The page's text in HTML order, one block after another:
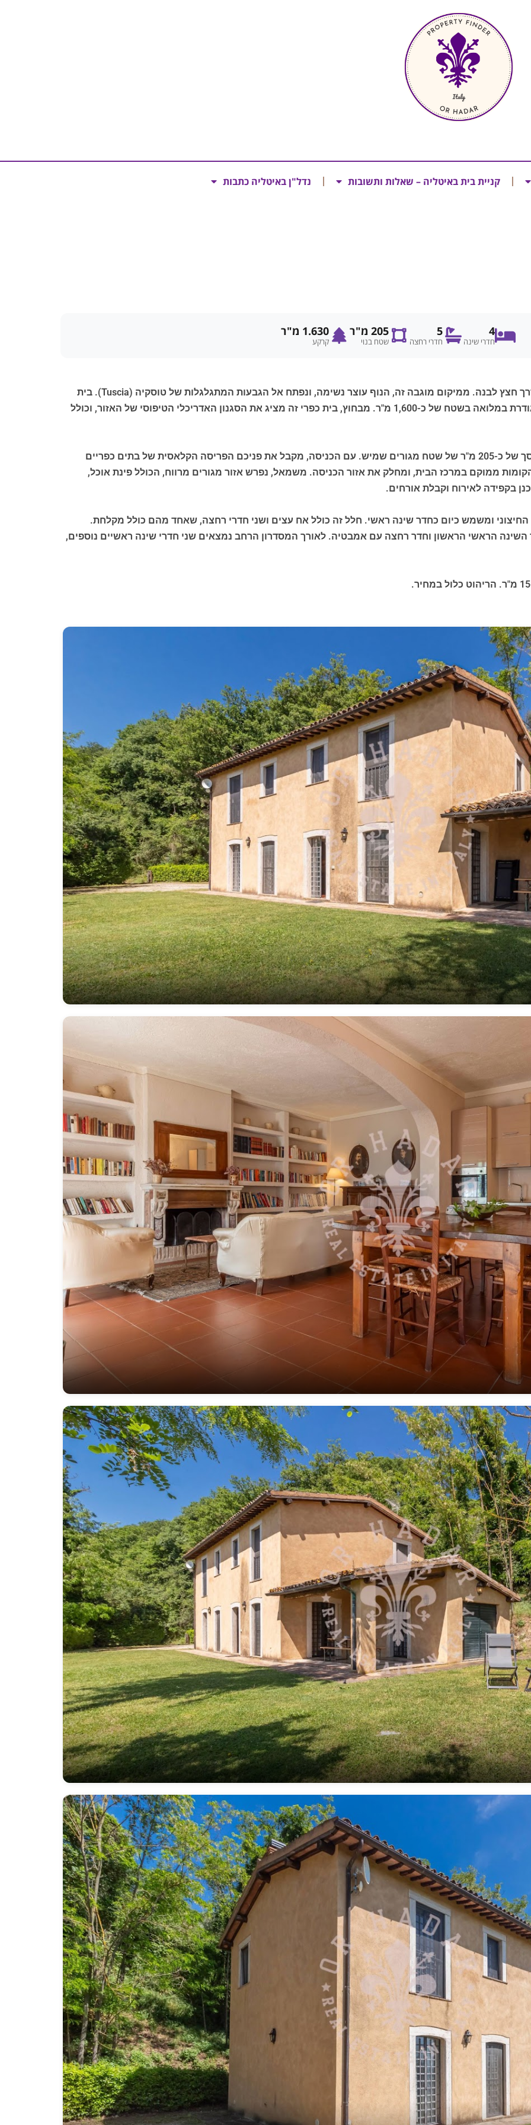
קניית בית באיטליה – שאלות ותשובות נדל"ן באיטליה כתבות
4
חדרי שינה
5
חדרי רחצה
205 מ"ר
שטח בנוי
1.630 מ"ר
קרקע
לה ג'ינסטרלה נגיש בנסיעה לאורך קטע קצר של דרך חצץ לבנה. ממיקום מוגבה זה, הנוף עוצר נשימה, ונפתח אל הגבעות המתגלגלות של טוסקיה (Tuscia). בית
החווה, עשיר בקסם עתיק, מוקף בגינה שופעת ומגודרת במלואה בשטח של כ-1,600 מ"ר. מבחוץ, בית כפרי זה מציג את הסגנון האדריכלי הטיפוסי של האזור, וכולל
לה ג'ינסטרלה מסודר על פני שני מפלסים, ומציע סך של כ-205 מ"ר של שטח מגורים שמיש. עם הכניסה, מקבל את פניכם הפריסה הקלאסית של בתים כפריים
ממוקם במרכז הבית, ומחלק את אזור הכניסה. משמאל, נפרש אזור מגורים מרווח, הכולל פינת אוכל,
בקפידה לאירוח וקבלת אורחים.
החיצוני ומשמש כיום כחדר שינה ראשי. חלל זה כולל אח עצים ושני חדרי רחצה, שאחד מהם כולל מקלחת.
השינה הראשי הראשון וחדר רחצה עם אמבטיה. לאורך המסדרון הרחב נמצאים שני חדרי שינה ראשיים נוספים,